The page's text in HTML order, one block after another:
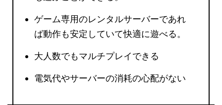
ゲーム専用のレンタルサーバーであれ
ば動作も安定していて快適に遊べる。
大人数でもマルチプレイできる
電気代やサーバーの消耗の心配がない